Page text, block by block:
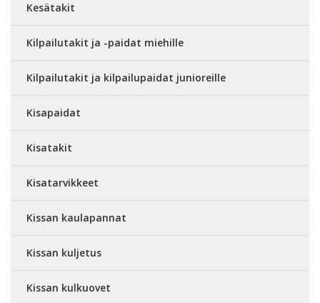
Kesätakit
Kilpailutakit ja -paidat miehille
Kilpailutakit ja kilpailupaidat junioreille
Kisapaidat
Kisatakit
Kisatarvikkeet
Kissan kaulapannat
Kissan kuljetus
Kissan kulkuovet